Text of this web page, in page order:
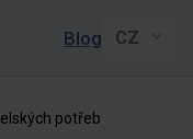
Blog
potřeb